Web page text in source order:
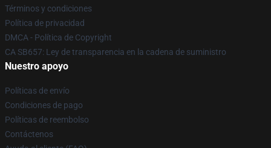
Términos y condiciones
Política de privacidad
DMCA - Política de Copyright
CA SB657: Ley de transparencia en la cadena de suministro
Nuestro apoyo
Políticas de envío
Condiciones de pago
Políticas de reembolso
Contáctenos